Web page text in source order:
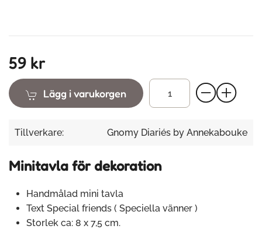
59 kr
Lägg i varukorgen
Tillverkare: Gnomy Diariés by Annekabouke
Minitavla för dekoration
Handmålad mini tavla
Text Special friends ( Speciella vänner )
Storlek ca: 8 x 7,5 cm.